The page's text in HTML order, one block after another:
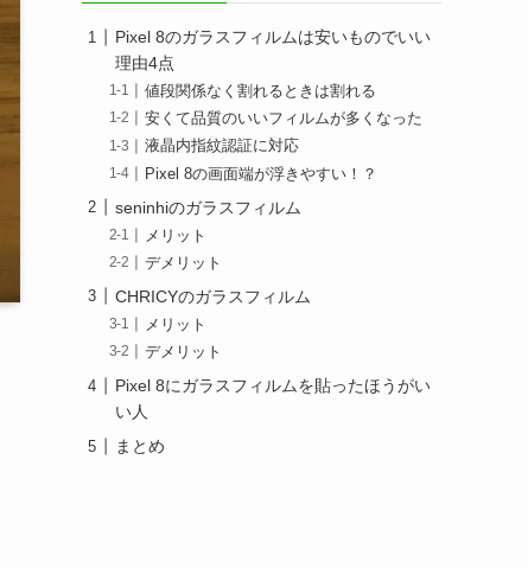
Pixel 8のガラスフィルムは安いものでいい
理由4点
値段関係なく割れるときは割れる
安くて品質のいいフィルムが多くなった
液晶内指紋認証に対応
Pixel 8の画面端が浮きやすい！？
seninhiのガラスフィルム
メリット
デメリット
CHRICYのガラスフィルム
メリット
デメリット
Pixel 8にガラスフィルムを貼ったほうがい
い人
まとめ